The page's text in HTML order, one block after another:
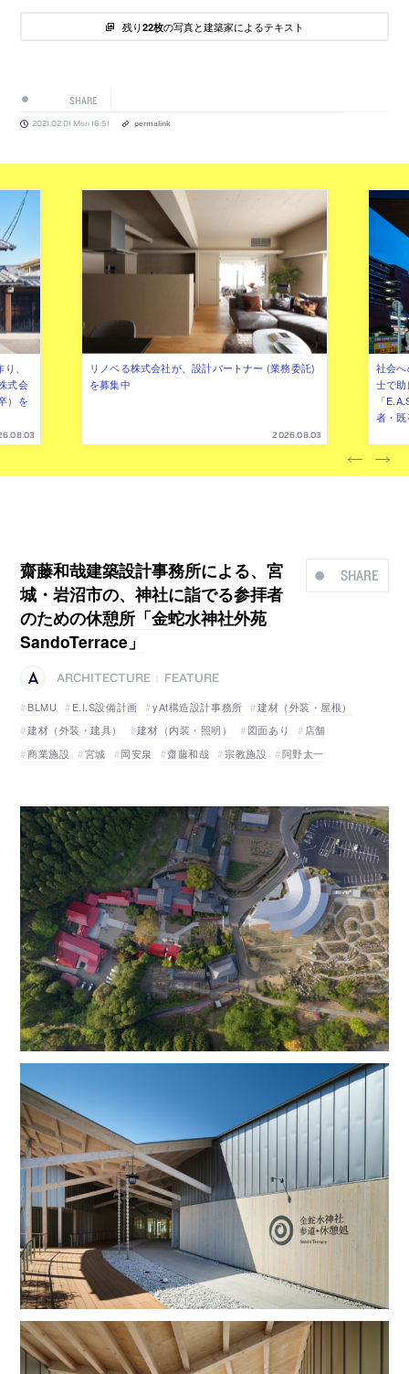
残り22枚の写真と建築家によるテキスト
SHARE
2021.02.01 Mon 16:51 permalink
、
式会
）を
リノベる株式会社が、設計パートナー (業務委託)
を募集中
2026.08.03
社会
士で
「
者・
SHARE
齋藤和哉建築設計事務所による、宮
城・岩沼市の、神社に詣でる参拝者
のための休憩所「金蛇水神社外苑
SandoTerrace」
ARCHITECTURE
FEATURE
BLMU
E.I.S設備計画 yAt構造設計事務所
建材（外装・屋根）
建材（外装・建具）
建材（内装・照明） 図面あり
店舗
商業施設
宮城 岡安泉 齋藤和哉 宗教施設 阿野太一